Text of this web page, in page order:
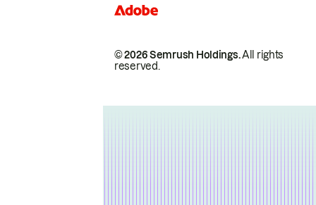
© 2026 Semrush Holdings.All rights
reserved.